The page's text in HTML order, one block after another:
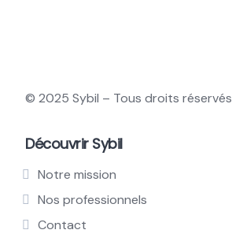
© 2025 Sybil – Tous droits réservés
Découvrir Sybil
Notre mission
Nos professionnels
Contact